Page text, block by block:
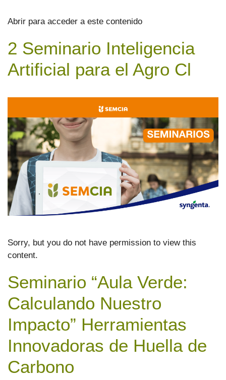
Abrir para acceder a este contenido
2 Seminario Inteligencia
Artificial para el Agro Cl
Sorry, but you do not have permission to view this
content.
Seminario “Aula Verde:
Calculando Nuestro
Impacto” Herramientas
Innovadoras de Huella de
Carbono